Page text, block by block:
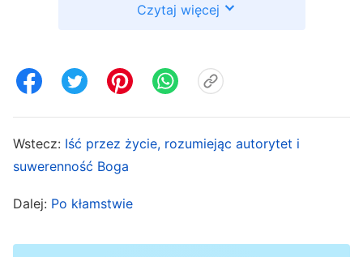
zostać judaszem. Milczałem, więc
chcesz, żebyśmy cię przycisnęli!”. Popchnął
krzesło, do którego byłem przywiązany, i
wylądowałem na plecach. Wzięli strzykawkę z
olejem musztardowym i wodą chrzanową i
wstrzyknęli mi tę mieszankę do nosa oraz natarli
mi nią oczy. Strasznie piekło. Nie mogłem
otworzyć, paliło mnie w żołądku. Potem rozebrali
Czytaj więcej
Wstecz: Iść przez życie, rozumiejąc autorytet i
suwerenność Boga
Dalej: Po kłamstwie